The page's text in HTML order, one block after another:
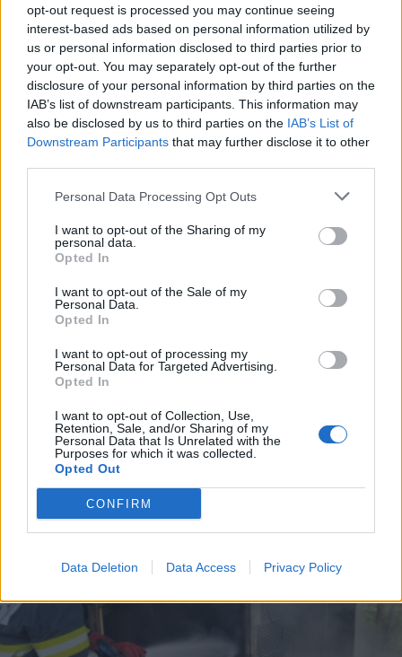
opt-out request is processed you may continue seeing
interest-based ads based on personal information utilized by
us or personal information disclosed to third parties prior to
your opt-out. You may separately opt-out of the further
disclosure of your personal information by third parties on the
IAB’s list of downstream participants. This information may
also be disclosed by us to third parties on the IAB’s List of
Downstream Participants that may further disclose it to other
Personal Data Processing Opt Outs
I want to opt-out of the Sharing of my
personal data.
Opted In
I want to opt-out of the Sale of my
Personal Data.
Opted In
I want to opt-out of processing my
Personal Data for Targeted Advertising.
Opted In
I want to opt-out of Collection, Use,
Retention, Sale, and/or Sharing of my
Personal Data that Is Unrelated with the
Purposes for which it was collected.
Opted Out
CONFIRM
Data Deletion Data Access Privacy Policy
Átveszi Csíkszereda a magyar
kormány támogatásával épült
napközit – ősztől megnyitja
kapuit az Angyalkert